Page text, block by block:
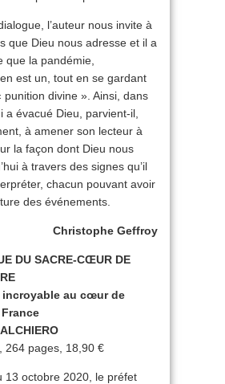
l’auteur nous invite à
que Dieu nous adresse et il a
que la pandémie,
est un, tout en se gardant
punition divine ». Ainsi, dans
a évacué Dieu, parvient-il,
à amener son lecteur à
la façon dont Dieu nous
à travers des signes qu’il
chacun pouvant avoir
des événements.
Christophe Geffroy
DU SACRE-CŒUR DE
incroyable au cœur de
264 pages, 18,90 €
13 octobre 2020, le préfet